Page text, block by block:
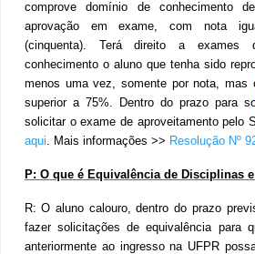
comprove domínio de conhecimento
aprovação em exame, com nota
(cinquenta). Terá direito a exames
conhecimento o aluno que tenha sido
menos uma vez, somente por nota, mas
superior a 75%.
Dentro do prazo para
solicitar o exame de aproveitamento pelo
aqui . Mais informações >> Resolução Nº
P: O que é Equivalência de Disciplinas
R: O aluno calouro, dentro do prazo
fazer solicitações de equivalência para
anteriormente ao ingresso na UFPR